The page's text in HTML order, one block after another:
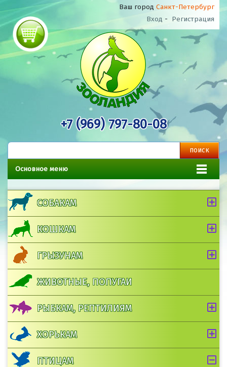
Ваш город Санкт-Петербург
Вход - Регистрация
+7 (969) 797-80-08
Основное меню
СОБАКАМ
КОШКАМ
ГРЫЗУНАМ
ЖИВОТНЫЕ, ПОПУГАИ
РЫБКАМ, РЕПТИЛИЯМ
ХОРЬКАМ
ПТИЦАМ